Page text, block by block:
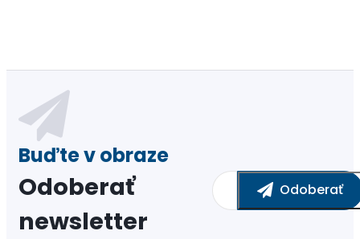
Odoberať
newsletter